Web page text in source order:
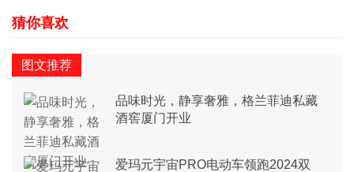
图文推荐
品味时光，静享奢雅，格兰菲迪私藏
酒窖厦门开业
爱玛元宇宙PRO电动车领跑2024双